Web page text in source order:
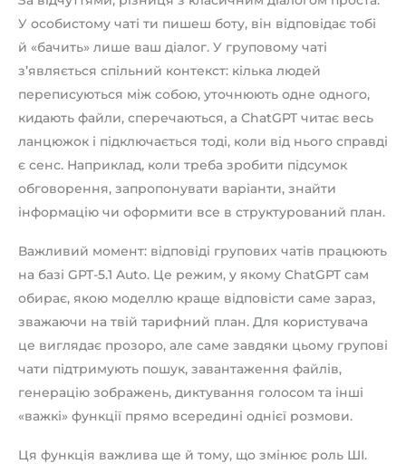
У особистому чаті ти пишеш боту, він відповідає тобі
й «бачить» лише ваш діалог. У груповому чаті
з’являється спільний контекст: кілька людей
переписуються між собою, уточнюють одне одного,
кидають файли, сперечаються, а ChatGPT читає весь
ланцюжок і підключається тоді, коли від нього справді
є сенс. Наприклад, коли треба зробити підсумок
обговорення, запропонувати варіанти, знайти
інформацію чи оформити все в структурований план.
Важливий момент: відповіді групових чатів працюють
на базі GPT-5.1 Auto. Це режим, у якому ChatGPT сам
обирає, якою моделлю краще відповісти саме зараз,
зважаючи на твій тарифний план. Для користувача
це виглядає прозоро, але саме завдяки цьому групові
чати підтримують пошук, завантаження файлів,
генерацію зображень, диктування голосом та інші
«важкі» функції прямо всередині однієї розмови.
Ця функція важлива ще й тому, що змінює роль ШІ.